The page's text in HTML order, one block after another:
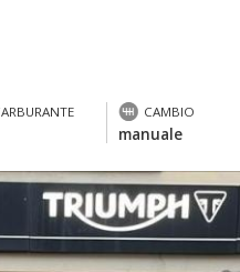
CAMBIO
manuale